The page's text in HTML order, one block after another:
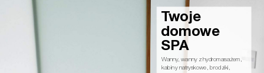
Wanny, wanny z hydromasażem,
kabiny natryskowe, brodziki,
Twoje
d omowe
S PA